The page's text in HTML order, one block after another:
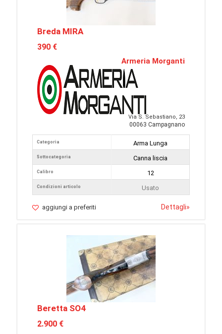
Breda MIRA
390 €
Armeria Morganti
Via S. Sebastiano, 23
00063 Campagnano
Categoria
Sottocategoria
Calibro
Condizioni articolo
Arma Lunga
Canna liscia
12
Usato
aggiungi a preferiti Dettagli»
Beretta SO4
2.900 €